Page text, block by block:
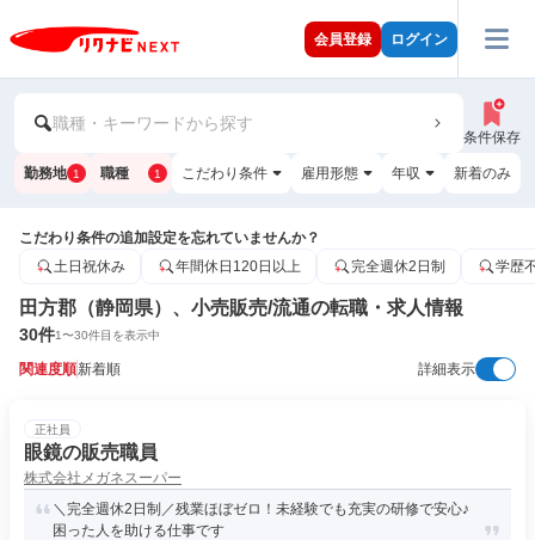
会員登録 ログイン
職種・キーワードから探す
条件保存
勤務地 1 職種 1 こだわり条件 雇用形態 年収 新着のみ
こだわり条件の追加設定を忘れていませんか？
土日祝休み
年間休日120日以上 完全週休2日制 学歴
田方郡（静岡県）、小売販売/流通の転職・求人情報
30件1〜30件目を表示中
関連度順新着順 詳細表示
正社員
眼鏡の販売職員
株式会社メガネスーパー
＼完全週休2日制／残業ほぼゼロ！未経験でも充実の研修で安心♪
困った人を助ける仕事です